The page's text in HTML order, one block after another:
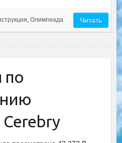
, Олимпиада Читать
по